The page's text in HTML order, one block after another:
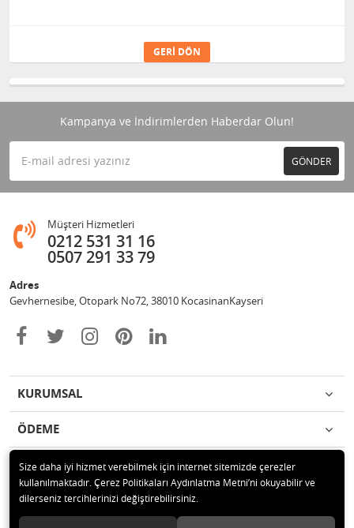
GERI DÖN
Kampanya ve İndirimlerden Haberdar Olun!
GÖNDER
Müşteri Hizmetleri
0212 531 31 16
0507 291 33 79
Adres
Gevhernesibe, Otopark No72, 38010 KocasinanKayseri
KURUMSAL
ÖDEME
İLETİŞİM
© 2020 Çağrı Medikal Tekerlekli Sandalye Mağazası Tüm hakları saklıdır.
Size daha iyi hizmet verebilmek için internet sitemizde çerezler
kullanılmaktadır. Çerez Politikaları Aydınlatma Metni’ni okuyabilir ve
dilerseniz tercihlerinizi değiştirebilirsiniz.